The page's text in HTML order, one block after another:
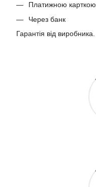
Платижною карткою
Через банк
Гарантія від виробника.